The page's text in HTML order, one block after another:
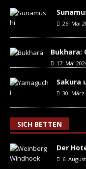
26. Mai
Bukhara:
17. Mai
Sakura
30. März
SICH BETTEN
Der
6.